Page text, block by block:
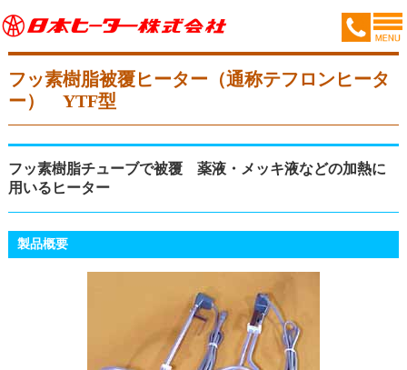
フッ素樹脂被覆ヒーター（通称テフロンヒータ
ー） YTF型
フッ素樹脂チューブで被覆 薬液・メッキ液などの加熱に
用いるヒーター
製品概要